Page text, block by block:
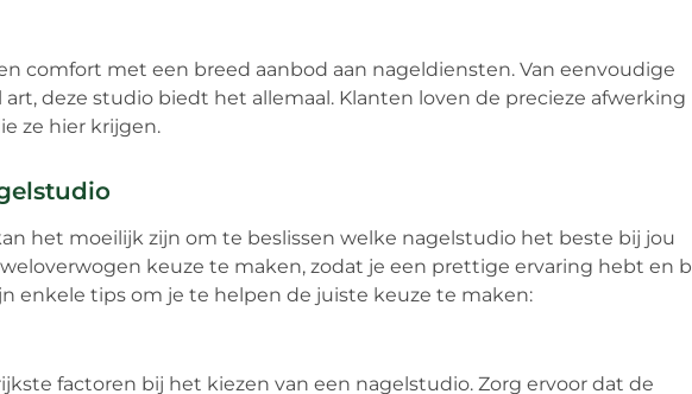
comfort met een breed aanbod aan nageldiensten. Van eenvoudige
deze studio biedt het allemaal. Klanten loven de precieze afwerking
ze hier krijgen.
het moeilijk zijn om te beslissen welke nagelstudio het beste bij jou
keuze te maken, zodat je een prettige ervaring hebt en
enkele tips om je te helpen de juiste keuze te maken:
factoren bij het kiezen van een nagelstudio. Zorg ervoor dat de